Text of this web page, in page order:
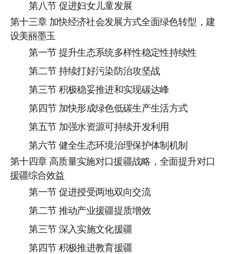
第八节 促进妇女儿童发展
第十三章 加快经济社会发展方式全面绿色转型，建
设美丽墨玉
第一节 提升生态系统多样性稳定性持续性
第二节 持续打好污染防治攻坚战
第三节 积极稳妥推进和实现碳达峰
第四节 加快形成绿色低碳生产生活方式
第五节 加强水资源可持续开发利用
第六节 健全生态环境治理保护体制机制
第十四章 高质量实施对口援疆战略，全面提升对口
援疆综合效益
第一节 促进授受两地双向交流
第二节 推动产业援疆提质增效
第三节 深入实施文化援疆
第四节 积极推进教育援疆